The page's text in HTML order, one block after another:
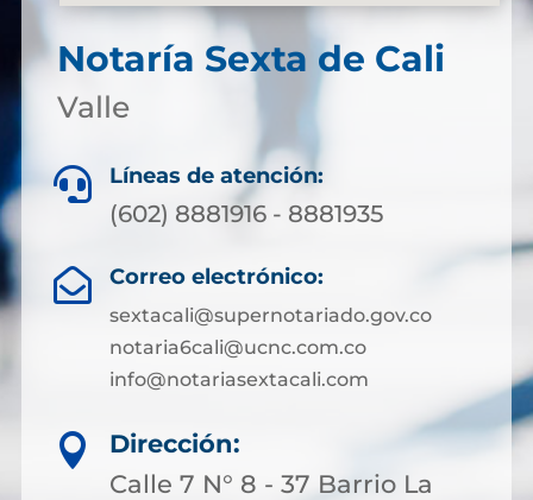
Notaría Sexta de Cali
Valle
 Líneas de atención:
(602) 8881916 - 8881935
 Correo electrónico:
sextacali@supernotariado.gov.co
notaria6cali@ucnc.com.co
info@notariasextacali.com

Dirección:
Calle 7 N° 8 - 37 Barrio La